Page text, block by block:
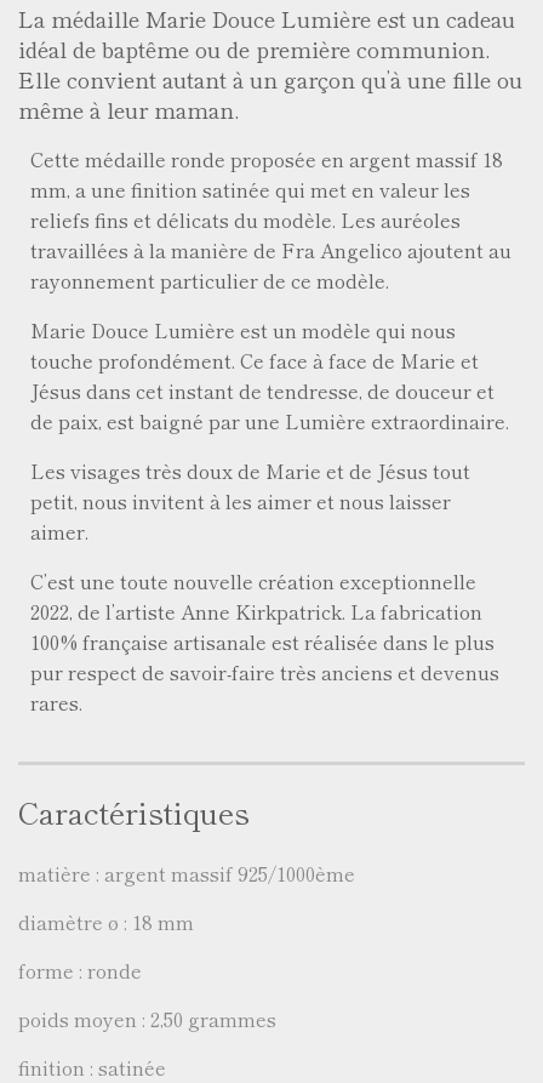
La médaille Marie Douce Lumière est un cadeau
idéal de baptême ou de première communion.
Elle convient autant à un garçon qu’à une fille ou
même à leur maman.
Cette médaille ronde proposée en argent massif 18
mm, a une finition satinée qui met en valeur les
reliefs fins et délicats du modèle. Les auréoles
travaillées à la manière de Fra Angelico ajoutent au
rayonnement particulier de ce modèle.
Marie Douce Lumière est un modèle qui nous
touche profondément. Ce face à face de Marie et
Jésus dans cet instant de tendresse, de douceur et
de paix, est baigné par une Lumière extraordinaire.
Les visages très doux de Marie et de Jésus tout
petit, nous invitent à les aimer et nous laisser
aimer.
C’est une toute nouvelle création exceptionnelle
2022, de l’artiste Anne Kirkpatrick. La fabrication
100% française artisanale est réalisée dans le plus
pur respect de savoir-faire très anciens et devenus
rares.
Caractéristiques
matière : argent massif 925/1000ème
diamètre ø : 18 mm
forme : ronde
poids moyen : 2,50 grammes
finition : satinée